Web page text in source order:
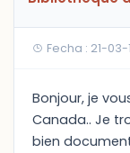
Fecha : 21-
Bonjour, je
Canada.. Je
bien